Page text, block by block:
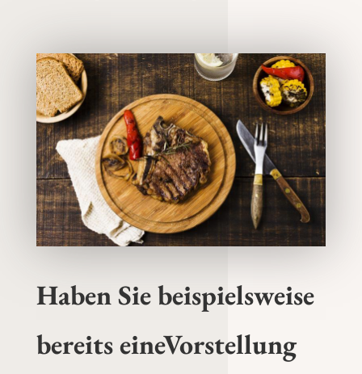
Haben Siebeispielsweise
bereits eineVorstellung